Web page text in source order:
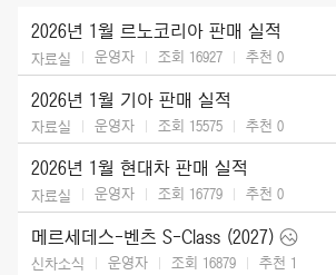
2026년 1월 르노코리아 판매 실적
자료실 운영자 조회 16927 추천 0
2026년 1월 기아 판매 실적
자료실 운영자 조회 15575 추천 0
2026년 1월 현대차 판매 실적
자료실 운영자 조회 16779 추천 0
메르세데스-벤츠 S-Class (2027)
신차소식 운영자 조회 16879 추천 1